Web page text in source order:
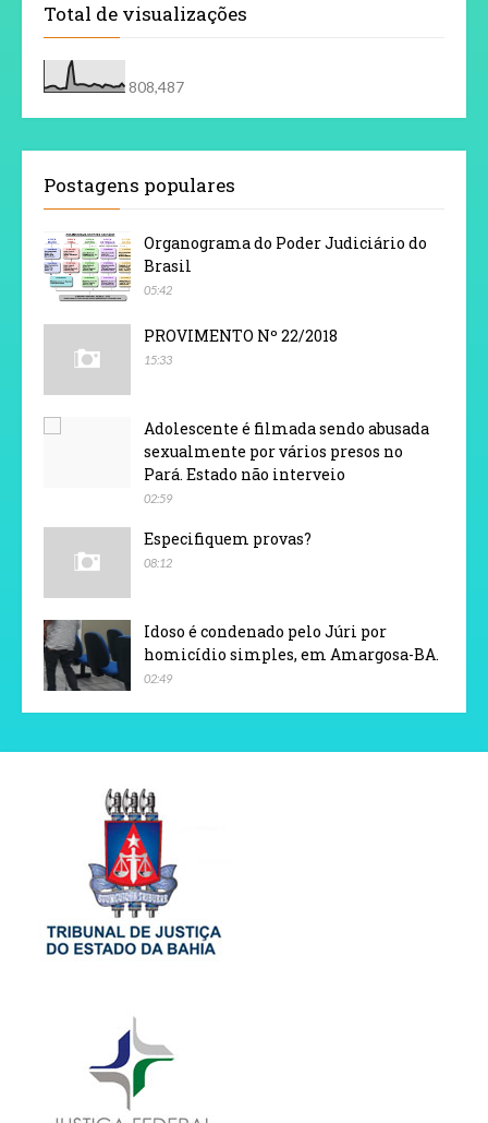
Total de visualizações
808,487
Postagens populares
Organograma do Poder Judiciário do
Brasil
05:42
PROVIMENTO Nº 22/2018
15:33
Adolescente é filmada sendo abusada
sexualmente por vários presos no
Pará. Estado não interveio
02:59
Especifiquem provas?
08:12
Idoso é condenado pelo Júri por
homicídio simples, em Amargosa-BA.
02:49